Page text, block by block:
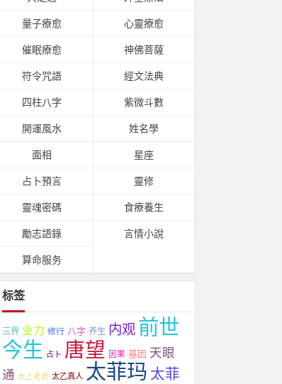
量子療愈 心靈療愈
催眠療愈 神佛菩薩
符令咒語 經文法典
四柱八字 紫微斗數
開運風水 姓名學
面相 星座
占卜預言 靈修
靈魂密碼 食療養生
勵志語錄 言情小說
算命服务
标签
三界 业力 修行 八字 养生 内观 前世
今生 占卜 唐望 因果 基因 天眼
通 太上老君 太乙真人 太菲玛 太菲